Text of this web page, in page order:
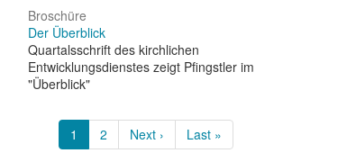
Broschüre
Der Überblick
Quartalsschrift des kirchlichen
Entwicklungsdienstes zeigt Pfingstler im
"Überblick"
Seitennummerierung
Aktuelle
Seite
1 Page
2
Nächste
Seite
Next ›
Letzte
Seite
Last »